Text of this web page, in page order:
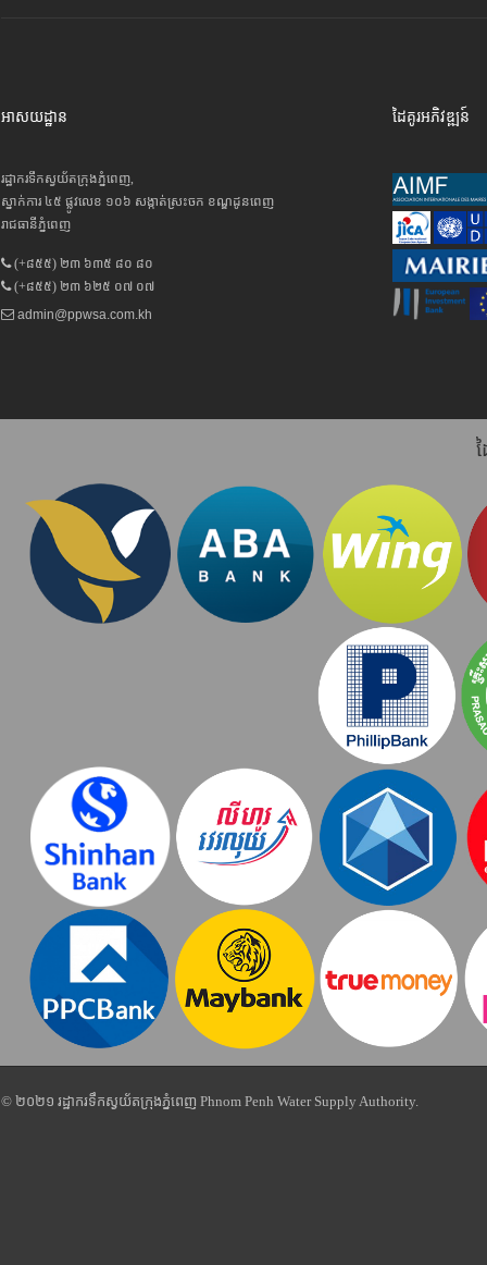
អាសយដ្ឋាន
រដ្ឋាករទឹកស្វយ័តក្រុងភ្នំពេញ,
ស្នាក់ការ ៤៥ ផ្លូវលេខ ១០៦ សង្កាត់ស្រះចក ខណ្ឌដូនពេញ
រាជធានីភ្នំពេញ
(+៨៥៥) ២៣ ៦៣៥ ៨០ ៨០
(+៨៥៥) ២៣ ៦២៥ ០៧ ០៧
admin@ppwsa.com.kh
ដៃគូរអភិវឌ្ឍន៍
© ២០២១ រដ្ឋាករទឹកស្វយ័តក្រុងភ្នំពេញ Phnom Penh Water Supply Authority.